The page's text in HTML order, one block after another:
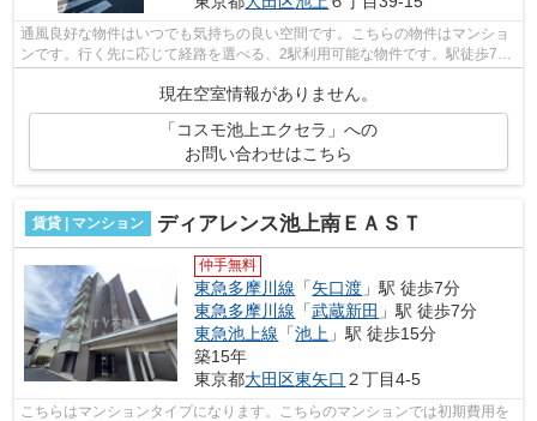
通風良好な物件はいつでも気持ちの良い空間です。こちらの物件はマンショ
ンです。行く先に応じて経路を選べる、2駅利用可能な物件です。駅徒歩7分
現在空室情報がありません。
「コスモ池上エクセラ」への
お問い合わせはこちら
賃貸 | マンション ディアレンス池上南ＥＡＳＴ
仲手無料
東急多摩川線 「矢口渡 」駅 徒歩7分
東急多摩川線 「武蔵新田 」駅 徒歩7分
東急池上線 「池上 」駅 徒歩15分
築15年
東京都大田区東矢口 ２丁目4-5
こちらはマンションタイプになります。こちらのマンションでは初期費用を